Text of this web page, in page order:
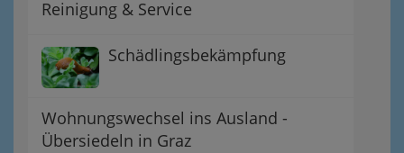
Reinigung & Service
Schädlingsbekämpfung
Wohnungswechsel ins Ausland -
Übersiedeln in Graz